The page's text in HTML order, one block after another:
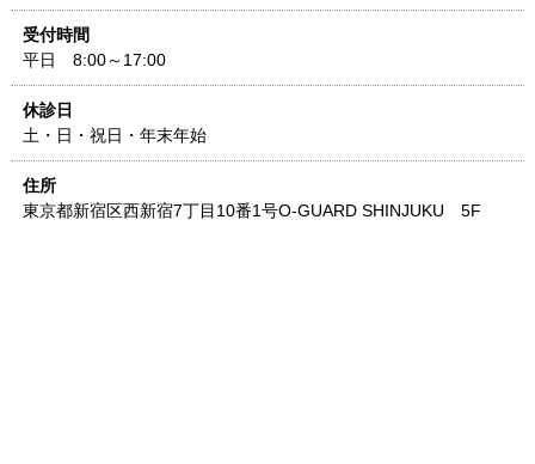
受付時間
平日 8:00～17:00
休診日
土・日・祝日・年末年始
住所
東京都新宿区西新宿7丁目10番1号O-GUARD SHINJUKU 5F